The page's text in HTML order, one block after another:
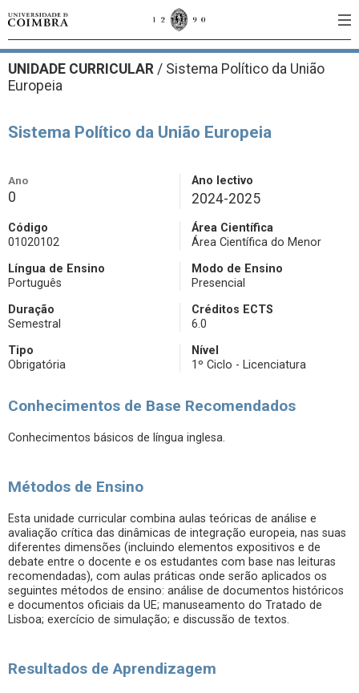
UNIDADE CURRICULAR / Sistema Político da União
Europeia
Sistema Político da União Europeia
Ano
0
Ano lectivo
2024-2025
Código
01020102
Área Científica
Área Científica do Menor
Língua de Ensino
Português
Modo de Ensino
Presencial
Duração
Semestral
Créditos ECTS
6.0
Tipo
Obrigatória
Nível
1º Ciclo - Licenciatura
Conhecimentos de Base Recomendados
Conhecimentos básicos de língua inglesa.
Métodos de Ensino
Esta unidade curricular combina aulas teóricas de análise e
avaliação crítica das dinâmicas de integração europeia, nas suas
diferentes dimensões (incluindo elementos expositivos e de
debate entre o docente e os estudantes com base nas leituras
recomendadas), com aulas práticas onde serão aplicados os
seguintes métodos de ensino: análise de documentos históricos
e documentos oficiais da UE; manuseamento do Tratado de
Lisboa; exercício de simulação; e discussão de textos.
Resultados de Aprendizagem